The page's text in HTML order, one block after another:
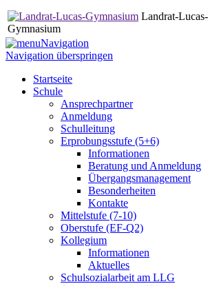
Landrat-Lucas-
Gymnasium
Navigation
Navigation überspringen
Startseite
Schule
Ansprechpartner
Anmeldung
Schulleitung
Erprobungsstufe (5+6)
Informationen
Beratung und Anmeldung
Übergangsmanagement
Besonderheiten
Kontakte
Mittelstufe (7-10)
Oberstufe (EF-Q2)
Kollegium
Informationen
Aktuelles
Schulsozialarbeit am LLG